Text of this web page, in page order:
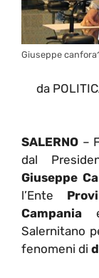
Giuseppe
da
SALERNO –
dal
Giuseppe
l’Ente
Campania
Salernitano
fenomeni di